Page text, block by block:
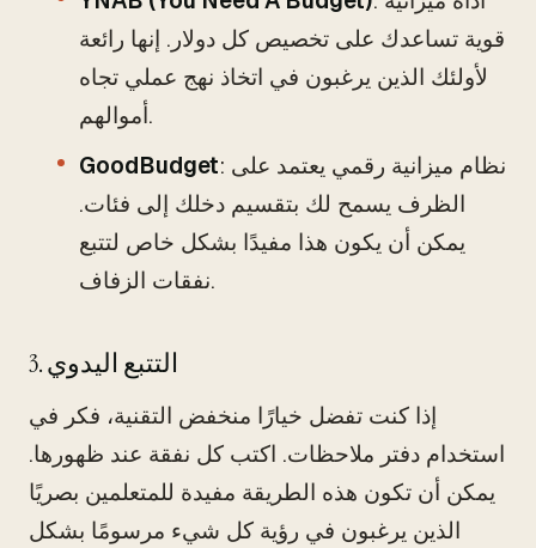
قوية تساعدك على تخصيص كل دولار. إنها رائعة
لأولئك الذين يرغبون في اتخاذ نهج عملي تجاه
أموالهم.
GoodBudget: نظام ميزانية رقمي يعتمد على
الظرف يسمح لك بتقسيم دخلك إلى فئات.
يمكن أن يكون هذا مفيدًا بشكل خاص لتتبع
نفقات الزفاف.
3. التتبع اليدوي
إذا كنت تفضل خيارًا منخفض التقنية، فكر في
استخدام دفتر ملاحظات. اكتب كل نفقة عند ظهورها.
يمكن أن تكون هذه الطريقة مفيدة للمتعلمين بصريًا
الذين يرغبون في رؤية كل شيء مرسومًا بشكل